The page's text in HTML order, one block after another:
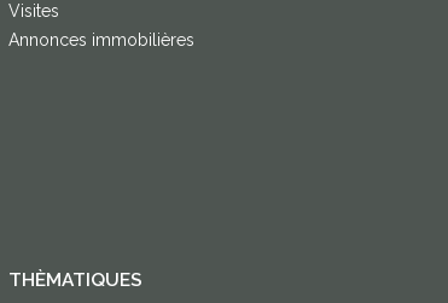
Visites
Annonces immobilières
THÈMATIQUES